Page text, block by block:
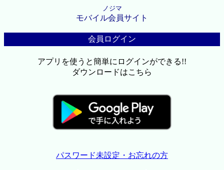
ノジマ
モバイル会員サイト
会員ログイン
アプリを使うと簡単にログインができる!!
ダウンロードはこちら
パスワード未設定・お忘れの方